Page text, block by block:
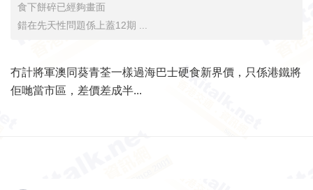
食下餅碎已經夠畫面
錯在先天性問題係上蓋12期 ...
冇計將軍澳同葵青荃一樣過海巴士硬食新界價，只係港鐵將
佢哋當市區，差價差成半...